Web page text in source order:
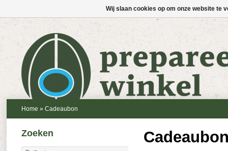
Home » Cadeaubon
Zoeken
Wij slaan cookies op om onze website te